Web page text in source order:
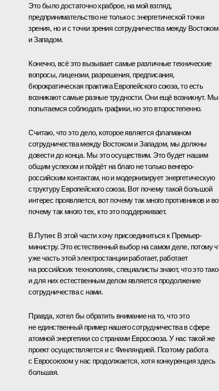
Это было достаточно храброе, на мой взгляд,
предпринимательство не только с энергетической точки
зрения, но и с точки зрения сотрудничества между Востоком
и Западом.
Конечно, всё это вызывает самые различные технические
вопросы, лицензии, разрешения, предписания,
бюрократическая практика Европейского союза, то есть
возникают самые разные трудности. Они ещё возникнут. Мы
попытаемся соблюдать графики, но это второстепенно.
Считаю, что это дело, которое является флагманом
сотрудничества между Востоком и Западом, мы должны
довести до конца. Мы это осуществим. Это будет нашим
общим успехом и пойдёт на благо не только венгеро-
российским контактам, но и модернизирует энергетическую
структуру Европейского союза. Вот почему такой большой
интерес проявляется, вот почему так много противников и
почему так много тех, кто это поддерживает.
В.Путин: В этой части хочу присоединиться к Премьер-
министру. Это естественный выбор на самом деле, потому
уже часть этой электростанции работает, работает
на российских технологиях, специалисты знают, что это
и для них естественным делом является продолжение
сотрудничества с нами.
Правда, хотел бы обратить внимание на то, что это
не единственный пример нашего сотрудничества в сфере
атомной энергетики со странами Евросоюза. У нас такой же
проект осуществляется и с Финляндией. Поэтому работа
с Евросоюзом у нас продолжается, хотя конкуренция здесь
большая.